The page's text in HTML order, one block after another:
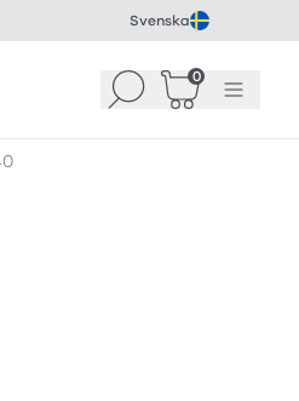
Svenska
Sök 0
Korg 0)Meny